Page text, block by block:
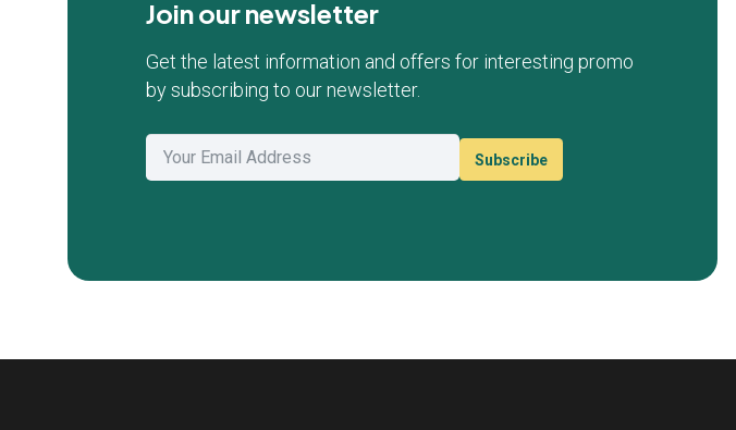
Join our newsletter
Get the latest information and offers for interesting promo
by subscribing to our newsletter.
Subscribe